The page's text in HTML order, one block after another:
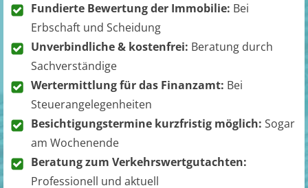
Fundierte Bewertung der Immobilie: Bei
Erbschaft und Scheidung
Unverbindliche & kostenfrei: Beratung durch
Sachverständige
Wertermittlung für das Finanzamt: Bei
Steuerangelegenheiten
Besichtigungstermine kurzfristig möglich: Sogar
am Wochenende
Beratung zum Verkehrswertgutachten:
Professionell und aktuell